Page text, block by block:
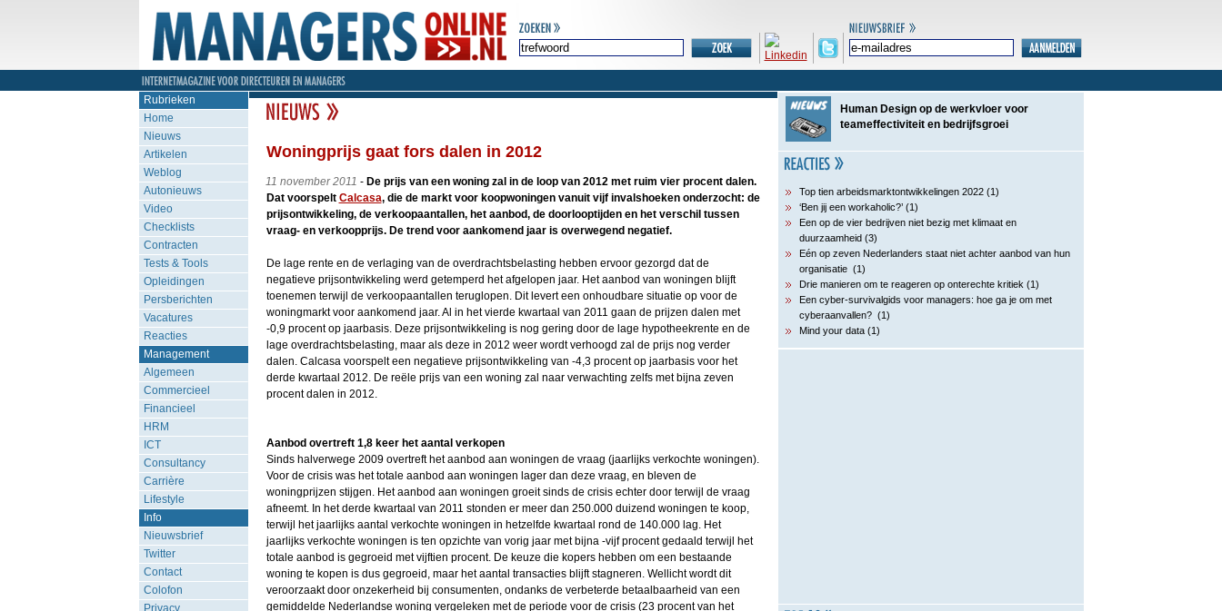
Rubrieken
Home
Nieuws
Artikelen
Weblog
Autonieuws
Video
Checklists
Contracten
Tests & Tools
Opleidingen
Persberichten
Vacatures
Reacties
Management
Algemeen
Commercieel
Financieel
HRM
ICT
Consultancy
Carrière
Lifestyle
Info
Nieuwsbrief
Twitter
Contact
Colofon
Privacy
Woningprijs gaat fors dalen in 2012
11 november 2011 - De prijs van een woning zal in de loop van 2012 met ruim vier procent dalen.
Dat voorspelt Calcasa, die de markt voor koopwoningen vanuit vijf invalshoeken onderzocht: de
prijsontwikkeling, de verkoopaantallen, het aanbod, de doorlooptijden en het verschil tussen
vraag- en verkoopprijs. De trend voor aankomend jaar is overwegend negatief.
De lage rente en de verlaging van de overdrachtsbelasting hebben ervoor gezorgd dat de
negatieve prijsontwikkeling werd getemperd het afgelopen jaar. Het aanbod van woningen blijft
toenemen terwijl de verkoopaantallen teruglopen. Dit levert een onhoudbare situatie op voor de
woningmarkt voor aankomend jaar. Al in het vierde kwartaal van 2011 gaan de prijzen dalen met
-0,9 procent op jaarbasis. Deze prijsontwikkeling is nog gering door de lage hypotheekrente en de
lage overdrachtsbelasting, maar als deze in 2012 weer wordt verhoogd zal de prijs nog verder
dalen. Calcasa voorspelt een negatieve prijsontwikkeling van -4,3 procent op jaarbasis voor het
derde kwartaal 2012. De reële prijs van een woning zal naar verwachting zelfs met bijna zeven
procent dalen in 2012.
Aanbod overtreft 1,8 keer het aantal verkopen
Sinds halverwege 2009 overtreft het aanbod aan woningen de vraag (jaarlijks verkochte woningen).
Voor de crisis was het totale aanbod aan woningen lager dan deze vraag, en bleven de
woningprijzen stijgen. Het aanbod aan woningen groeit sinds de crisis echter door terwijl de vraag
afneemt. In het derde kwartaal van 2011 stonden er meer dan 250.000 duizend woningen te koop,
terwijl het jaarlijks aantal verkochte woningen in hetzelfde kwartaal rond de 140.000 lag. Het
jaarlijks verkochte woningen is ten opzichte van vorig jaar met bijna -vijf procent gedaald terwijl het
totale aanbod is gegroeid met vijftien procent. De keuze die kopers hebben om een bestaande
woning te kopen is dus gegroeid, maar het aantal transacties blijft stagneren. Wellicht wordt dit
veroorzaakt door onzekerheid bij consumenten, ondanks de verbeterde betaalbaarheid van een
gemiddelde Nederlandse woning vergeleken met de periode voor de crisis (23 procent van het
Human Design op de werkvloer voor
teameffectiviteit en bedrijfsgroei
Top tien arbeidsmarktontwikkelingen 2022 (1)
‘Ben jij een workaholic?’ (1)
Een op de vier bedrijven niet bezig met klimaat en
duurzaamheid (3)
Eén op zeven Nederlanders staat niet achter aanbod van hun
organisatie (1)
Drie manieren om te reageren op onterechte kritiek (1)
Een cyber-survivalgids voor managers: hoe ga je om met
cyberaanvallen? (1)
Mind your data (1)